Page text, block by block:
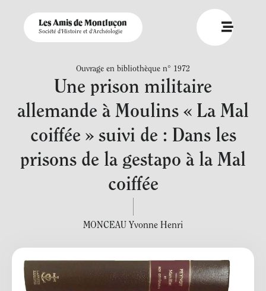
Les Amis de Montluçon
Société d'Histoire et d'Archéologie
Ouvrage en bibliothèque n° 1972
Une prison militaire
allemande à Moulins « La Mal
coiffée » suivi de : Dans les
prisons de la gestapo à la Mal
coiffée
MONCEAU Yvonne Henri